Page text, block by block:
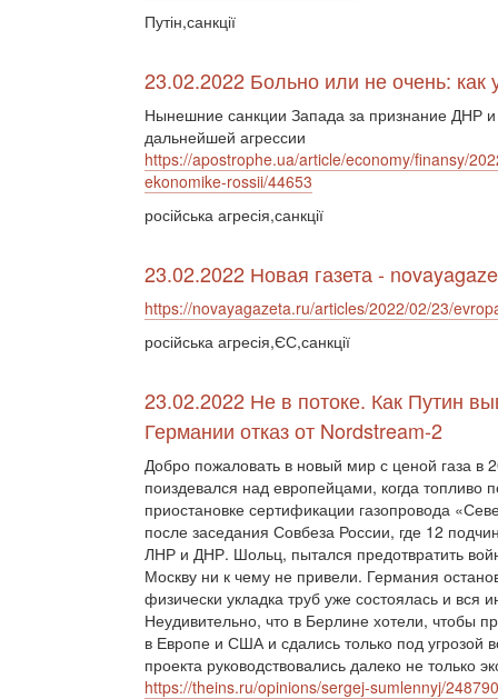
Путін,санкції
23.02.2022 Больно или не очень: как
Нынешние санкции Запада за признание ДНР
дальнейшей агрессии
https://apostrophe.ua/article/economy/finansy/
ekonomike-rossii/44653
російська агресія,санкції
23.02.2022 Новая газета -
https://novayagazeta.ru/articles/2022/02/23/
російська агресія,ЄС,санкції
23.02.2022 Не в потоке. Как Путин
Германии отказ от Nordstream-2
Добро пожаловать в новый мир с ценой газа в
поиздевался над европейцами, когда топливо
приостановке сертификации газопровода
после заседания Совбеза России, где 12
ЛНР и ДНР. Шольц, пытался предотвратить
Москву ни к чему не привели. Германия
физически укладка труб уже состоялась и
Неудивительно, что в Берлине хотели, чтобы
в Европе и США и сдались только под
проекта руководствовались далеко не только
https://theins.ru/opinions/sergej-sumlennyj/248790